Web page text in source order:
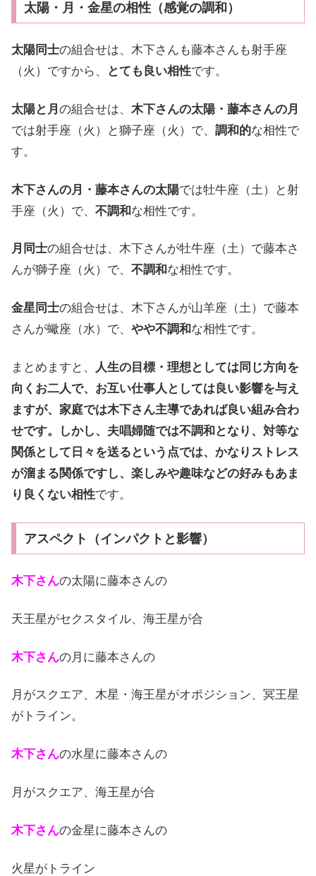
太陽・月・金星の相性（感覚の調和）
太陽同士の組合せは、木下さんも藤本さんも射手座
（火）ですから、
とても良い相性です。
太陽と月 の組合せは、 木下さんの太陽・藤本さんの月
では射手座（火）と獅子座（火）で、 調和的な相性で
す。
木下さんの月・藤本さんの太陽では牡牛座（土）と射
手座（火）で、 不調和な相性です。
月同士の組合せは、木下さんが牡牛座（土）で藤本さ
んが獅子座（火）で、 不調和な相性です。
金星同士の組合せは、木下さんが山羊座（土）で藤本
さんが蠍座（水）で、 やや不調和な相性です。
まとめますと、
人生の目標・理想としては同じ方向を
向くお二人で、お互い仕事人としては良い影響を与え
ますが、家庭では木下さん主導であれば良い組み合わ
せです。しかし、夫唱婦随では不調和となり、対等な
関係として日々を送るという点では、かなりストレス
が溜まる関係ですし、楽しみや趣味などの好みもあま
り良くない相性です。
アスペクト（インパクトと影響）
木下さんの太陽に藤本さんの
天王星がセクスタイル、海王星が合
木下さんの月に藤本さんの
月がスクエア、木星・海王星がオポジション、冥王星
がトライン。
木下さんの水星に藤本さんの
月がスクエア、海王星が合
木下さんの金星に藤本さんの
火星がトライン